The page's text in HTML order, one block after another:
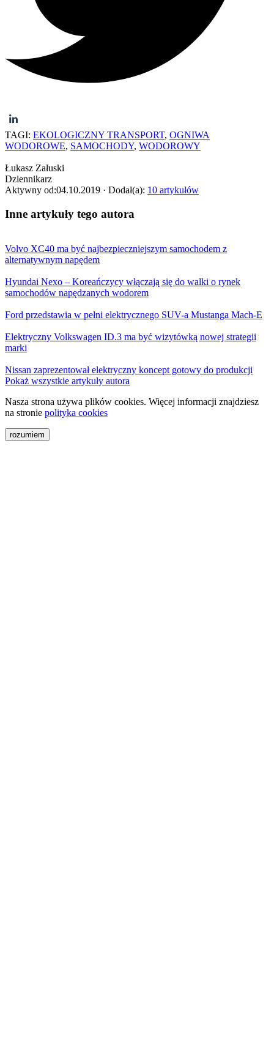
TAGI: EKOLOGICZNY TRANSPORT, OGNIWA
WODOROWE, SAMOCHODY, WODOROWY
Łukasz Załuski
Dziennikarz
Aktywny od:04.10.2019 · Dodał(a): 10 artykułów
Inne artykuły tego autora
Volvo XC40 ma być najbezpieczniejszym samochodem z
alternatywnym napędem
Hyundai Nexo – Koreańczycy włączają się do walki o rynek
samochodów napędzanych wodorem
Ford przedstawia w pełni elektrycznego SUV-a Mustanga Mach-E
Elektryczny Volkswagen ID.3 ma być wizytówką nowej strategii
marki
Nissan zaprezentował elektryczny koncept gotowy do produkcji
Pokaż wszystkie artykuły autora
Nasza strona używa plików cookies. Więcej informacji znajdziesz
na stronie polityka cookies
rozumiem